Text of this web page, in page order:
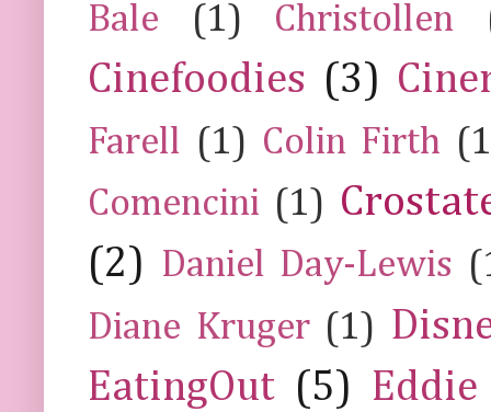
Bale
(1) Christollen
Cinefoodies (3)
Farell (1) Colin Firth
Comencini (1)
(2) Daniel Day-Lewis
Diane Kruger (1)
EatingOut (5) Eddie